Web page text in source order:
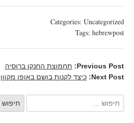
Categories: Uncategorized
Tags: hebrewpost
Previous Post:
תחמוצת החנקן ברוסיה
Next Post:
כיצד לקנות בושם באופן מקוון